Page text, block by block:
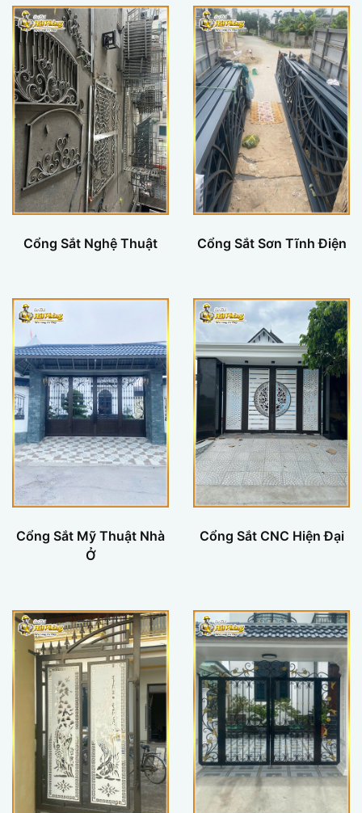
Cổng Sắt Nghệ Thuật Cổng Sắt Sơn Tĩnh Điện
Cổng Sắt Mỹ Thuật Nhà
Ở
Cổng Sắt CNC Hiện Đại